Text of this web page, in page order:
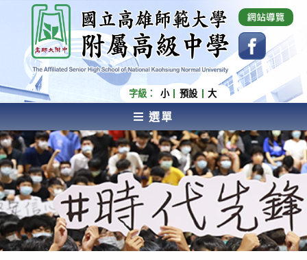
內
容
國立高雄師範大學附屬高級中學 Affiliated Senior
High School of National Kaohsiung Normal
University
字級： 小 預設 大
選單
AFFILIATED SENIOR HIGH SCHOOL OF NATIONAL
KAOHSIUNG NORMAL UNIVERSITY